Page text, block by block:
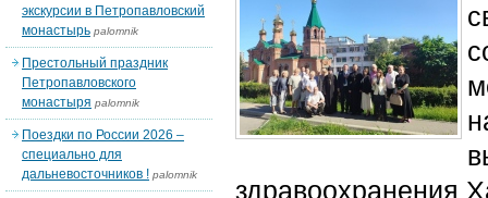
здравоохранения
экскурсии в Петропавловский
монастырь palomnik
Престольный праздник
Петропавловского
монастыря palomnik
Поездки по России 2026 –
специально для
дальневосточников ! palomnik